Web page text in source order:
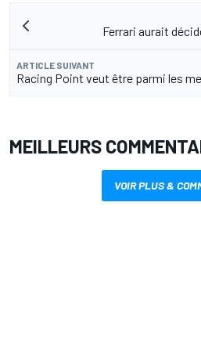
Ferrari aurait
ARTICLE SUIVANT
Racing Point veut être parmi les
MEILLEURS
VOIR PLUS &